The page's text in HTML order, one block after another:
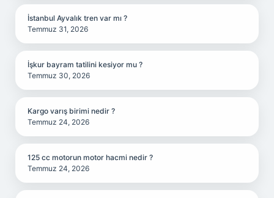
İstanbul Ayvalık tren var mı ?
Temmuz 31, 2026
İşkur bayram tatilini kesiyor mu ?
Temmuz 30, 2026
Kargo varış birimi nedir ?
Temmuz 24, 2026
125 cc motorun motor hacmi nedir ?
Temmuz 24, 2026